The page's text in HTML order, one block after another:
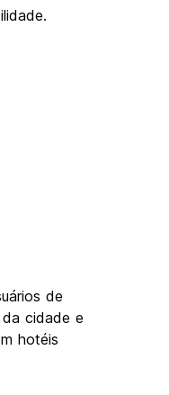
de
cidade e
hotéis